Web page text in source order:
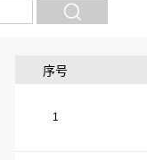
序号
1